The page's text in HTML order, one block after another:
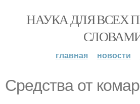
НАУКА ДЛЯ ВСЕХ
главная новости
Средства от